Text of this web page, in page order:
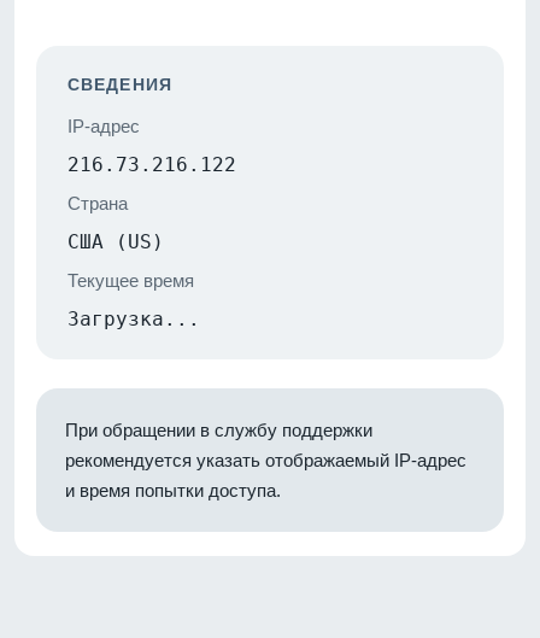
СВЕДЕНИЯ
IP-адрес
216.73.216.122
Страна
США (US)
Текущее время
Загрузка...
При обращении в службу поддержки
рекомендуется указать отображаемый IP-адрес
и время попытки доступа.